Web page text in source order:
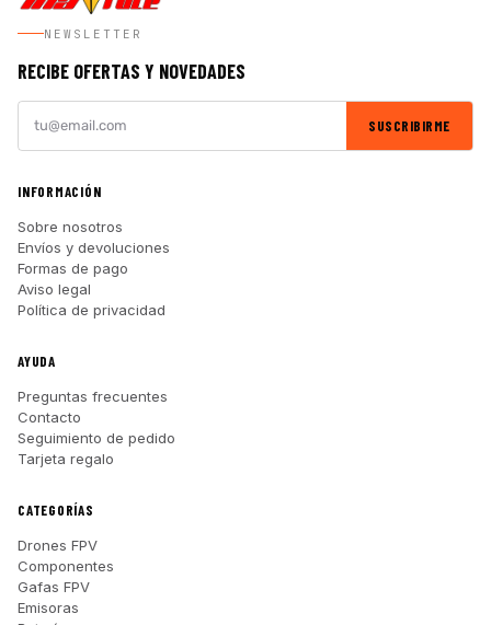
NEWSLETTER
RECIBE OFERTAS Y NOVEDADES
SUSCRIBIRME
INFORMACIÓN
Sobre nosotros
Envíos y devoluciones
Formas de pago
Aviso legal
Política de privacidad
AYUDA
Preguntas frecuentes
Contacto
Seguimiento de pedido
Tarjeta regalo
CATEGORÍAS
Drones FPV
Componentes
Gafas FPV
Emisoras